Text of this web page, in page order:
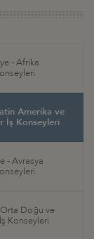
- Afrika
Amerika ve
İş Konseyleri
- Avrasya
Doğu ve
Konseyleri